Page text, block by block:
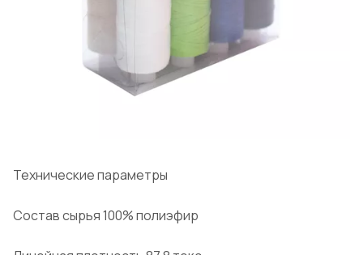
Технические параметры
Состав сырья 100% полиэфир